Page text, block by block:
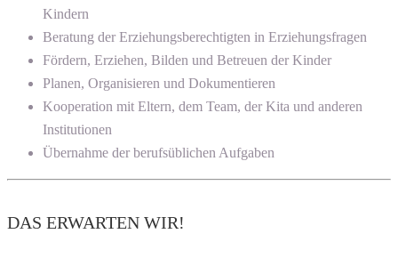
Kindern
Beratung der Erziehungsberechtigten in Erziehungsfragen
Fördern, Erziehen, Bilden und Betreuen der Kinder
Planen, Organisieren und Dokumentieren
Kooperation mit Eltern, dem Team, der Kita und anderen
Institutionen
Übernahme der berufsüblichen Aufgaben
DAS ERWARTEN WIR!